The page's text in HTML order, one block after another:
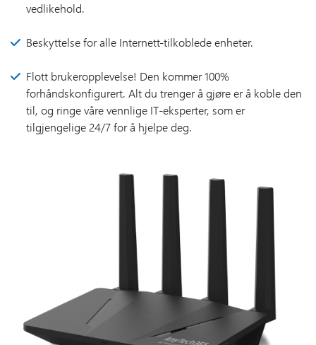
vedlikehold.
Beskyttelse for alle Internett-tilkoblede enheter.
Flott brukeropplevelse! Den kommer 100%
forhåndskonfigurert. Alt du trenger å gjøre er å koble den
til, og ringe våre vennlige IT-eksperter, som er
tilgjengelige 24/7 for å hjelpe deg.